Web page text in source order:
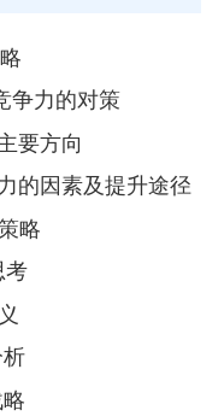
争力的对策
要方向
的因素及提升途径
略
考